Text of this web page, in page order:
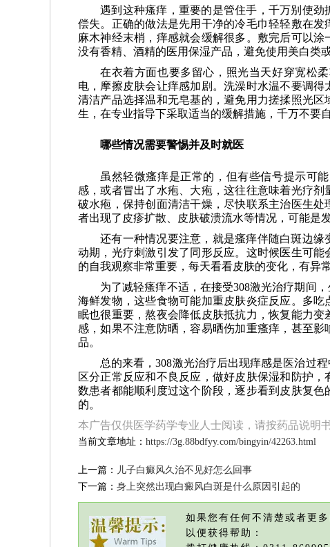
遇到这种瘙痒，重要的是管住手，千万别使
偿失。正确的做法是先用干净的冷毛巾轻轻敷在
麻木神经末梢，痒感就会缓解很多。敷完后可以
没有香精、酒精的医用保湿产品，避免使用美白类
在衣着方面也要多留心，照光当天好穿宽松
电，摩擦皮肤会让痒感加剧。洗澡时水温不要调
清洁产品选择温和无皂基的，避免用力搓揉照光
生，在专业指导下采取适当的缓解措施，千万不要
哪些情况需要警惕并及时就医
虽然轻微瘙痒是正常的，但有些信号提示可
感，或者冒出了水疱、大疱，这往往意味着光疗
破水疱，保持创面清洁干燥，尽快联系主治医生
者出现了皮疹扩散、皮肤破溃流水等情况，可能是
还有一种情况要注意，就是瘙痒伴随白斑边
动期，光疗刺激引发了同形反应。这时候医生可
的自我观察非常重要，每天看看皮肤的变化，有异
为了减轻瘙痒不适，在接受308激光治疗期间
海鲜发物，这些食物可能加重皮肤炎症反应。多
眠也很重要，熬夜会降低皮肤抵抗力，恢复能力
感，如果不注意防晒，容易晒伤加重瘙痒，甚至
品。
总的来看，308激光治疗后出现痒感是医治过
区分正常反应和不良反应，做好皮肤保湿和防护
数患者都能顺利度过这个阶段，逐步看到皮肤复
的。
本广告仅供医学药学专业人士阅读，请按药品说明
当前文章地址： https://3g.88bdfyy.com/bingyin/42263.html
上一篇： 儿子白癜风久治不见好怎么回事
下一篇： 身上突然出现白癜风白斑是什么原因引起的
如果您有任何不清楚或者更
以便获得帮助：